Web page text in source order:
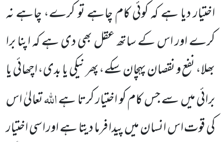
اختیار دیا ہے کہ کوئی کام چاہے تو کرے، چاہے نہ
کرے اور اس کے ساتھ عقل بھی دی ہے کہ اپنا برا
بھلا، نفع و نقصان پہچان سکے، پھر نیکی یا بدی، اچھائی یا
برائی میں سے جس کام کو اختیار کرتا ہےاللہتعالیٰ اس
کی قوت اس انسان میں پیدا فرما دیتا ہے اور اسی اختیار